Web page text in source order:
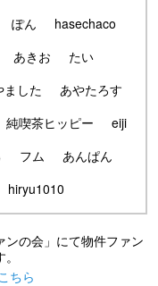
ぽん
hasechaco
あきお
たい
ました
あやたろす
純喫茶ヒッピー
eiji
フム
あんぱん
hiryu1010
ンの会」にて物件ファン
ちら